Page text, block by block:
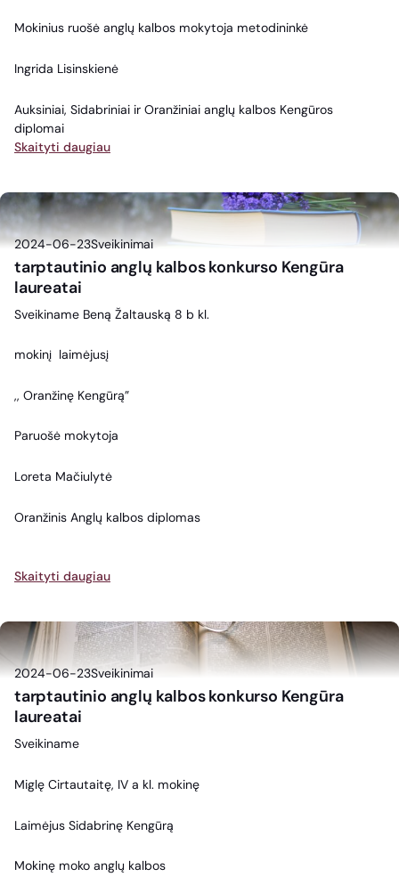
Mokinius ruošė anglų kalbos mokytoja metodininkė
Ingrida Lisinskienė
Auksiniai, Sidabriniai ir Oranžiniai anglų kalbos Kengūros
diplomai
Skaityti daugiau
2024-06-23Sveikinimai
tarptautinio anglų kalbos konkurso Kengūra
laureatai
Sveikiname Beną Žaltauską 8 b kl.
mokinį laimėjusį
,, Oranžinę Kengūrą”
Paruošė mokytoja
Loreta Mačiulytė
Oranžinis Anglų kalbos diplomas
Skaityti daugiau
2024-06-23Sveikinimai
tarptautinio anglų kalbos konkurso Kengūra
laureatai
Sveikiname
Miglę Cirtautaitę, IV a kl. mokinę
Laimėjus Sidabrinę Kengūrą
Mokinę moko anglų kalbos